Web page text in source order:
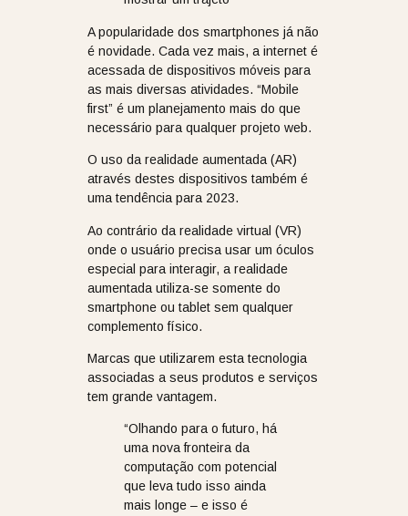
A popularidade dos smartphones já não
é novidade. Cada vez mais, a internet é
acessada de dispositivos móveis para
as mais diversas atividades. “Mobile
first” é um planejamento mais do que
necessário para qualquer projeto web.
O uso da realidade aumentada (AR)
através destes dispositivos também é
uma tendência para 2023.
Ao contrário da realidade virtual (VR)
onde o usuário precisa usar um óculos
especial para interagir, a realidade
aumentada utiliza-se somente do
smartphone ou tablet sem qualquer
complemento físico.
Marcas que utilizarem esta tecnologia
associadas a seus produtos e serviços
tem grande vantagem.
“Olhando para o futuro, há
uma nova fronteira da
computação com potencial
que leva tudo isso ainda
mais longe – e isso é